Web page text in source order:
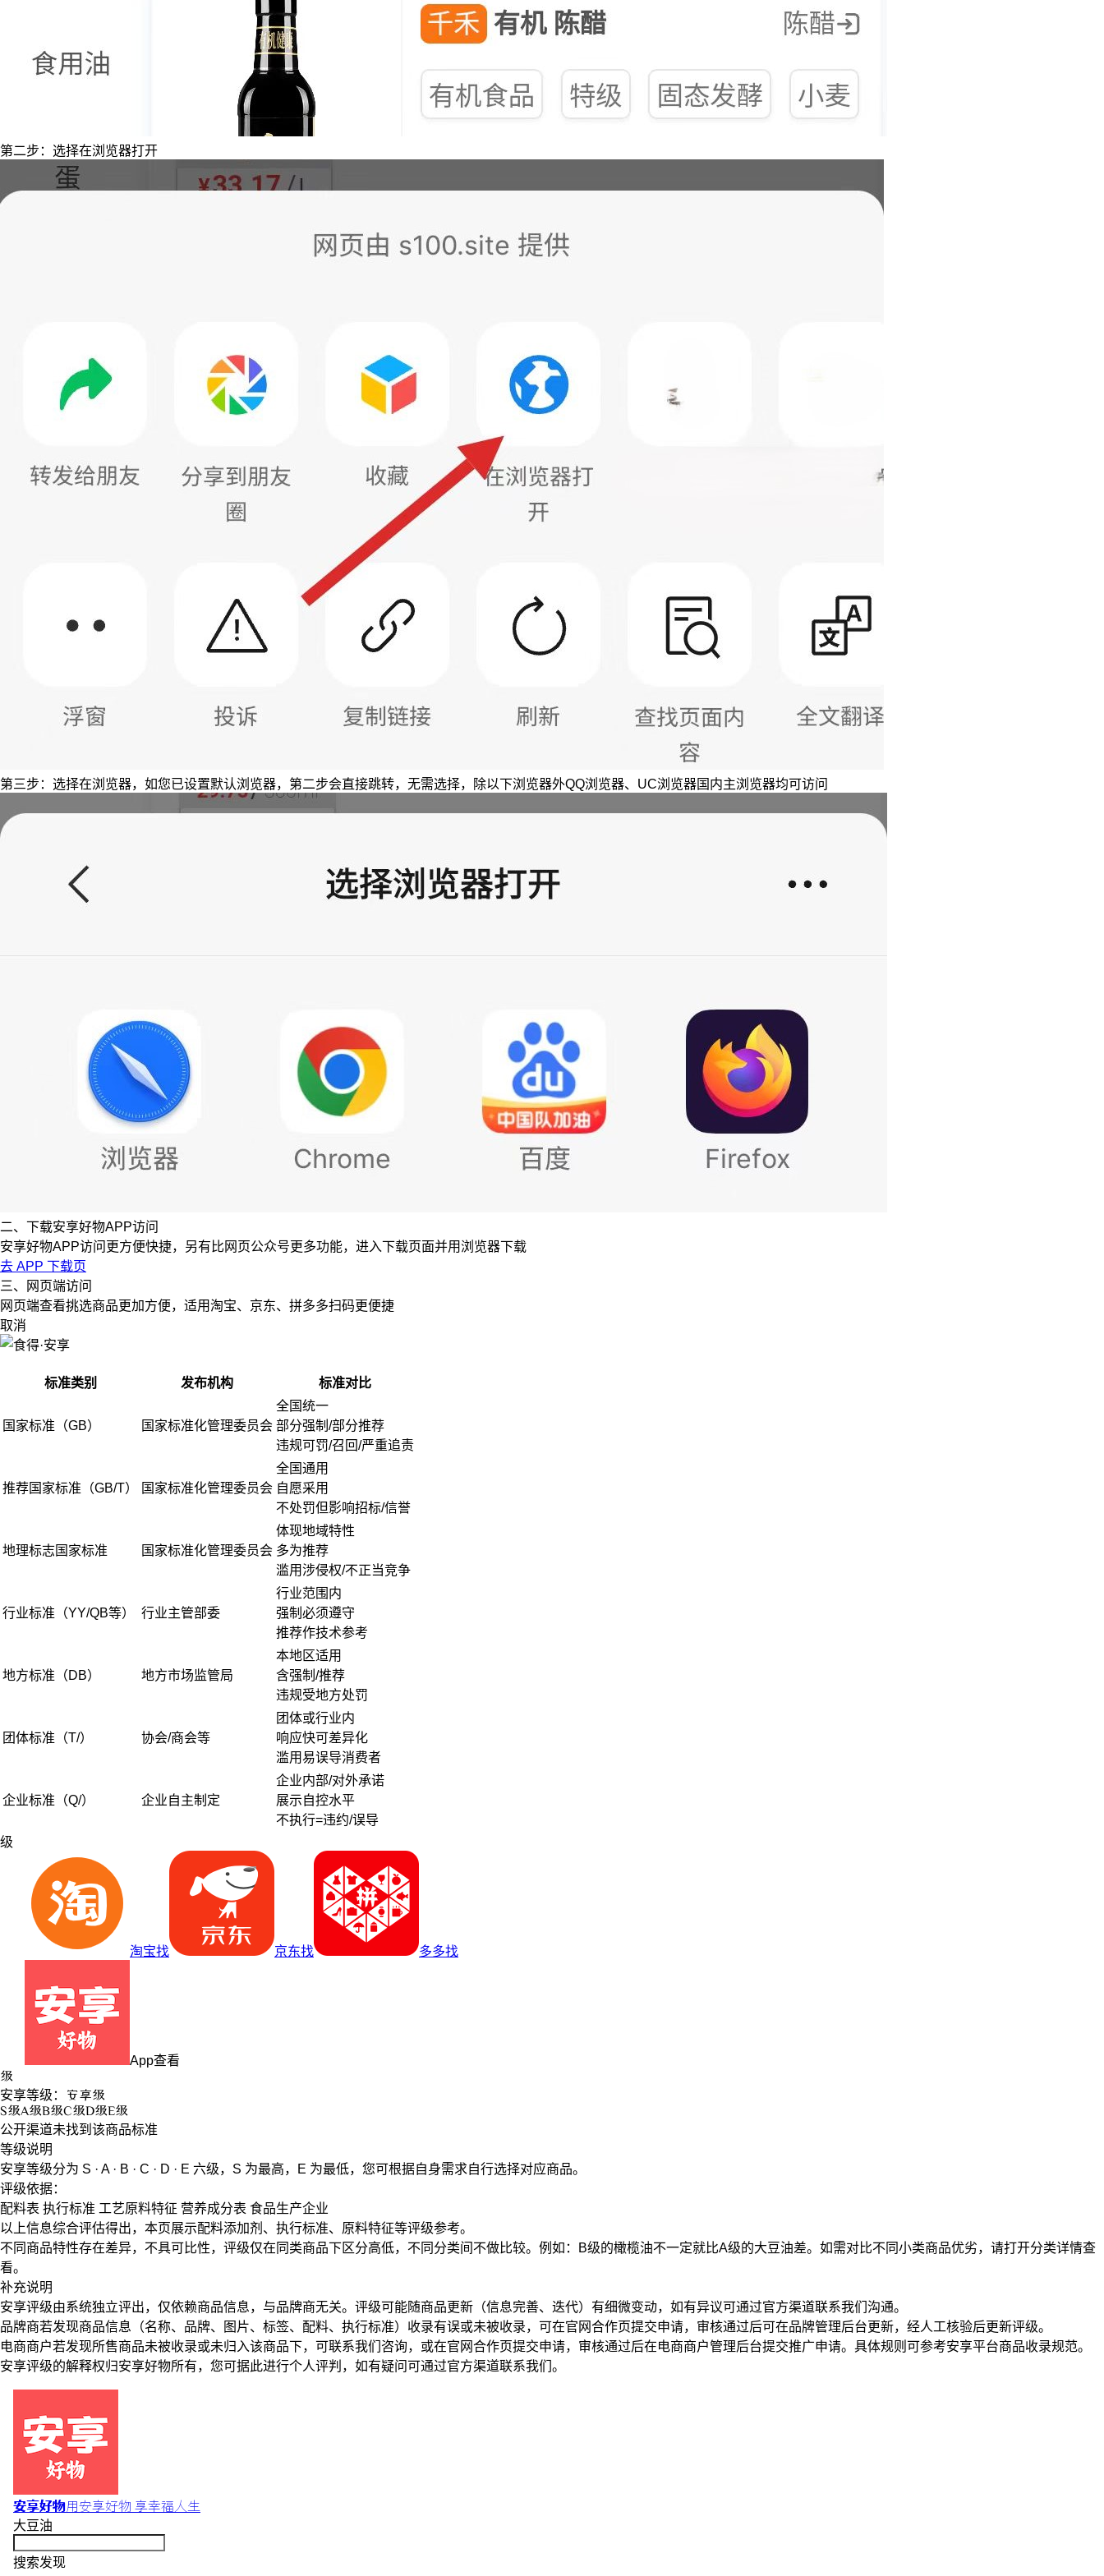
第二步：选择在浏览器打开
第三步：选择在浏览器，如您已设置默认浏览器，第二步会直接跳转，无需选择，除以下浏览器外QQ浏览器、UC浏览器国内主浏览器均可访问
二、下载安享好物APP访问
安享好物APP访问更方便快捷，另有比网页公众号更多功能，进入下载页面并用浏览器下载
去 APP 下载页
三、网页端访问
网页端查看挑选商品更加方便，适用淘宝、京东、拼多多扫码更便捷
取消
标准类别 发布机构 标准对比
国家标准（GB） 国家标准化管理委员会
全国统一
部分强制/部分推荐
违规可罚/召回/严重追责
推荐国家标准（GB/T） 国家标准化管理委员会
全国通用
自愿采用
不处罚但影响招标/信誉
地理标志国家标准 国家标准化管理委员会
体现地域特性
多为推荐
滥用涉侵权/不正当竞争
行业标准（YY/QB等） 行业主管部委
行业范围内
强制必须遵守
推荐作技术参考
地方标准（DB） 地方市场监管局
本地区适用
含强制/推荐
违规受地方处罚
团体标准（T/） 协会/商会等
团体或行业内
响应快可差异化
滥用易误导消费者
企业标准（Q/） 企业自主制定
企业内部/对外承诺
展示自控水平
不执行=违约/误导
级
淘宝找 京东找 多多找
App查看
级
安享等级： 安享级
S级A级B级C级D级E级
公开渠道未找到该商品标准
等级说明
安享等级分为 S · A · B · C · D · E 六级， S 为最高， E 为最低，您可根据自身需求自行选择对应商品。
评级依据：
配料表 执行标准 工艺原料特征 营养成分表 食品生产企业
以上信息综合评估得出，本页展示配料添加剂 、 执行标准、 原料特征等评级参考。
不同商品特性存在差异，不具可比性，评级仅在 同类商品下区分高低，不同分类间不做比较。例如：B级的橄榄油不一定就比A级的大豆油差。如需对比不同小类商品优劣，请打开分类详情查
看。
补充说明
安享评级由系统独立评出，仅依赖商品信息， 与品牌商无关。评级可能随商品更新（信息完善、迭代）有细微变动，如有异议可通过官方渠道联系我们沟通。
品牌商若发现商品信息（名称、品牌、图片、标签、配料、执行标准）收录有误或未被收录，可在官网合作页提交申请，审核通过后可在品牌管理后台更新，经人工核验后更新评级。
电商商户若发现所售商品未被收录或未归入该商品下，可联系我们咨询，或在官网合作页提交申请，审核通过后在电商商户管理后台提交推广申请。具体规则可参考安享平台商品收录规范。
安享评级的解释权归安享好物所有，您可据此进行个人评判，如有疑问可通过官方渠道联系我们。
安享好物用安享好物 享幸福人生
大豆油
搜索发现